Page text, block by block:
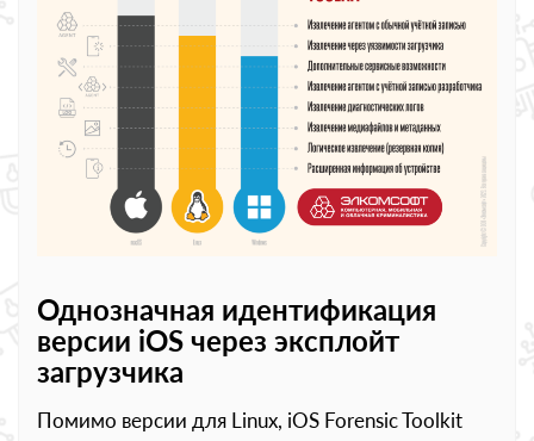
Однозначная идентификация
версии iOS через эксплойт
загрузчика
Помимо версии для Linux, iOS Forensic Toolkit